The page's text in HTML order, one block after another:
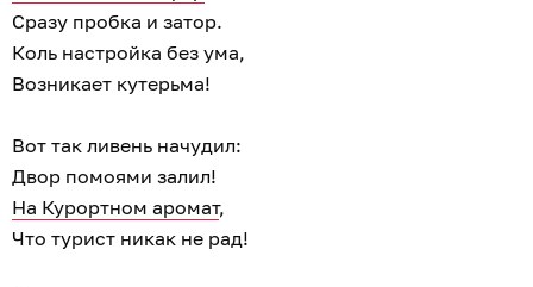
Сразу пробка и затор.
Коль настройка без ума,
Возникает кутерьма!
Вот так ливень начудил:
Двор помоями залил!
На Курортном аромат,
Что турист никак не рад!